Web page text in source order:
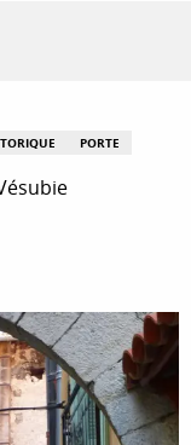
PORTE